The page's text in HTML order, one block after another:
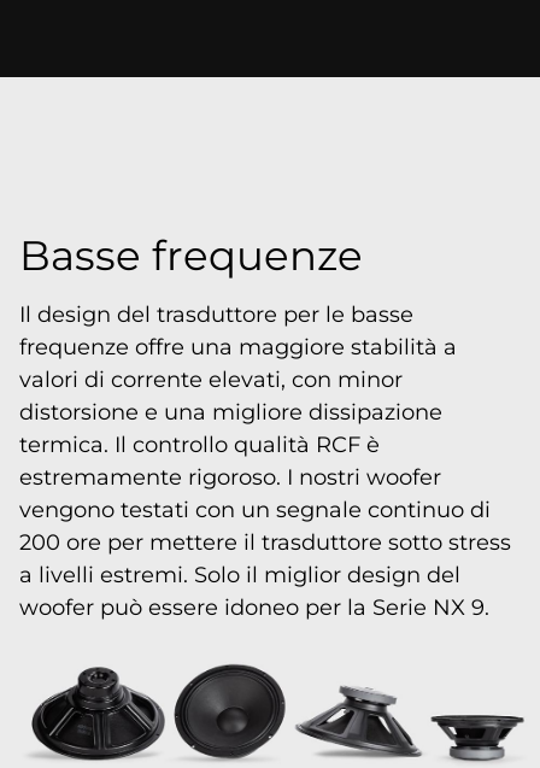
Basse frequenze
Il design del trasduttore per le basse
frequenze offre una maggiore stabilità a
valori di corrente elevati, con minor
distorsione e una migliore dissipazione
termica. Il controllo qualità RCF è
estremamente rigoroso. I nostri woofer
vengono testati con un segnale continuo di
200 ore per mettere il trasduttore sotto stress
a livelli estremi. Solo il miglior design del
woofer può essere idoneo per la Serie NX 9.